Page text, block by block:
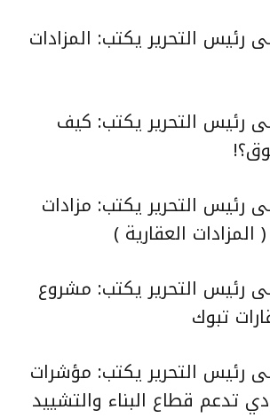
رئيس التحرير يكتب: المزادات
رئيس التحرير يكتب: كيف
!
رئيس التحرير يكتب: مزادات
المزادات العقارية )
رئيس التحرير يكتب: مشروع
تبوك
رئيس التحرير يكتب: مؤشرات
تدعم قطاع البناء والتشييد